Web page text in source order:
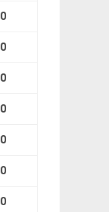
0
0
0
0
0
0
0